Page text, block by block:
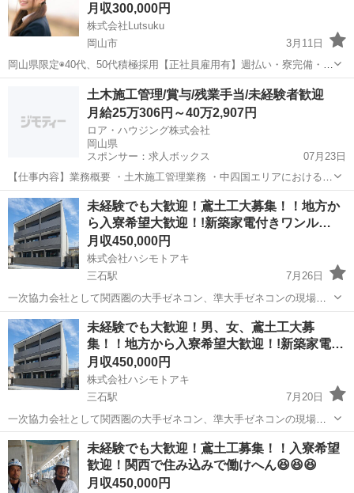
月収300,000円
株式会社Lutsuku
岡山市
3月11日
岡山県限定◉40代、50代積極採用【正社員雇用有】週払い・寮完備・未
経験大歓迎・高収入・ボーナス有・入社祝い金有り 元気な50代が多数
活躍中！ 若い世代に負けない経験と知識と、衰えないやる気！ 年齢に
鳶職 50代
土木施工管理/賞与/残業手当/未経験者歓迎
月給25万306円～40万2,907円
ロア・ハウジング株式会社
岡山県
スポンサー：求人ボックス
07月23日
【仕事内容】業務概要 ・土木施工管理業務 ・中四国エリアにおけるマ
ンション・ビル・工場・店舗・公共施設の基礎工事の施工管理 【経
験・資格】<必須資格> 2級土木施工管理技士 普通一種 <歓迎資格> 1
級土木施工管理技士 <その他>...
正社員
未経験でも大歓迎！鳶土工大募集！！地方か
ら入寮希望大歓迎！!新築家電付きワンル…
月収450,000円
株式会社ハシモトアキ
三石駅
7月26日
一次協力会社として関西圏の大手ゼネコン、準大手ゼネコンの現場
で、 足場組立解体、鉄骨建て方、PC据え付け タワークレーン
組み立て解体、CON打設、片付け清掃などのお仕事！！😆 時間：8：
00～17：00（時間...
岡山 岡山市 三石駅 鳶職 タワークレーン
未経験でも大歓迎！男、女、鳶土工大募
集！！地方から入寮希望大歓迎！!新築家電
付…
月収450,000円
株式会社ハシモトアキ
三石駅
7月20日
一次協力会社として関西圏の大手ゼネコン、準大手ゼネコンの現場
で、 足場組立解体、鉄骨建て方、PC据え付け タワークレーン
組み立て解体、CON打設、片付け清掃などのお仕事！！😆 時間：8：
00～17：00（時間...
岡山 岡山市 三石駅 鳶職 タワークレーン
未経験でも大歓迎！鳶土工募集！！入寮希望
歓迎！関西で住み込みで働けへん😆😆😆
月収450,000円